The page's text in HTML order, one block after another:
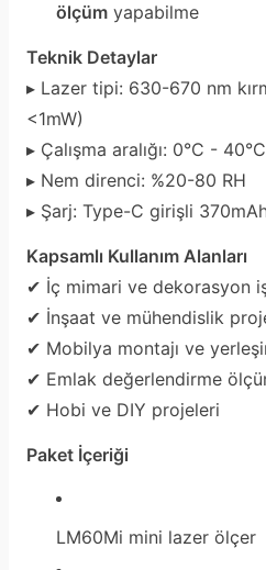
ölçüm yapabilme
Teknik Detaylar
▸ Lazer tipi: 630-670 nm
<1mW)
▸ Çalışma aralığı: 0°C - 40°C
▸ Nem direnci: %20-80 RH
▸ Şarj: Type-C girişli
Kapsamlı Kullanım Alanları
✔ İç mimari ve dekorasyon
✔ İnşaat ve mühendislik
✔ Mobilya montajı ve
✔ Emlak değerlendirme
✔ Hobi ve DIY projeleri
Paket İçeriği
LM60Mi mini lazer ölçer